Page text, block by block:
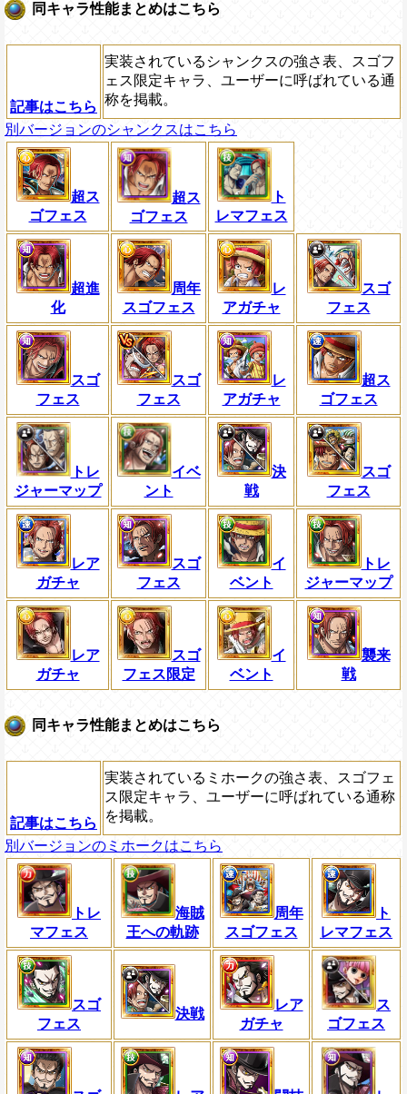
同キャラ性能まとめはこちら
記事はこちら
実装されているシャンクスの強さ表、スゴフ
ェス限定キャラ、ユーザーに呼ばれている通
称を掲載。
別バージョンのシャンクスはこちら
超ス
ゴフェス
超ス
ゴフェス
ト
レマフェス
超進
化
周年
スゴフェス
レ
アガチャ
スゴ
フェス
スゴ
フェス
スゴ
フェス
レ
アガチャ
超ス
ゴフェス
トレ
ジャーマップ
イベ
ント
決
戦
スゴ
フェス
レア
ガチャ
スゴ
フェス
イ
ベント
トレ
ジャーマップ
レア
ガチャ
スゴ
フェス限定
イ
ベント
襲来
戦
同キャラ性能まとめはこちら
記事はこちら
実装されているミホークの強さ表、スゴフェ
ス限定キャラ、ユーザーに呼ばれている通称
を掲載。
別バージョンのミホークはこちら
トレ
マフェス
海賊
王への軌跡
周年
スゴフェス
ト
レマフェス
スゴ
フェス
決戦
レア
ガチャ
ス
ゴフェス